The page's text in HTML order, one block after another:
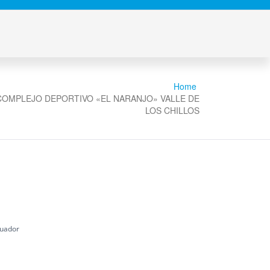
Home
DEPORTIVO «EL NARANJO» VALLE DE
LOS CHILLOS